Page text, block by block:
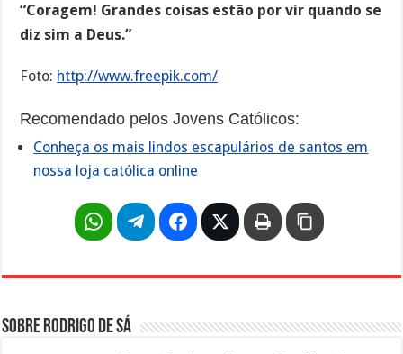
“Coragem! Grandes coisas estão por vir quando se
diz sim a Deus.”
Foto: http://www.freepik.com/
Recomendado pelos Jovens Católicos:
Conheça os mais lindos escapulários de santos em
nossa loja católica online
Sobre Rodrigo de Sá